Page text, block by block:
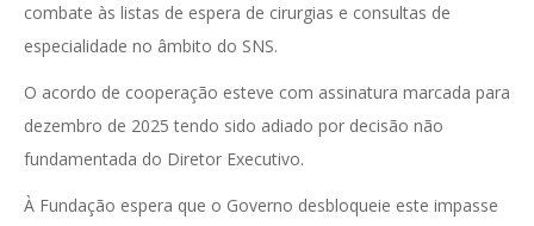
combate às listas de espera de cirurgias e consultas de
especialidade no âmbito do SNS.
O acordo de cooperação esteve com assinatura marcada para
dezembro de 2025 tendo sido adiado por decisão não
fundamentada do Diretor Executivo.
À Fundação espera que o Governo desbloqueie este impasse